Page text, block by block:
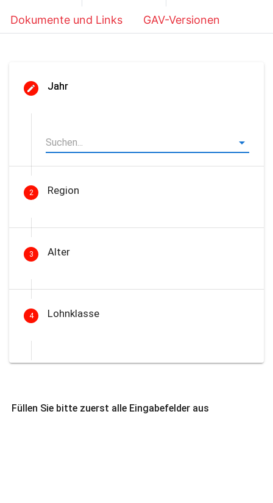
Dokumente und Links GAV-Versionen
Jahr
2 Region
3 Alter
4 Lohnklasse
Füllen Sie bitte zuerst alle Eingabefelder aus